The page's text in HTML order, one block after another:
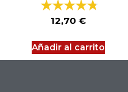
12,70 €
Añadir al carrito